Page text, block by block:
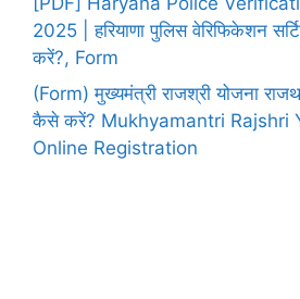
2025 | हरियाणा पुलिस वेरिफिकेशन
करें?, Form
(Form) मुख्यमंत्री राजश्री योजना
कैसे करें? Mukhyamantri Rajshri
Online Registration